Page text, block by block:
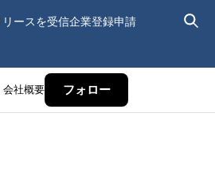
ースを受信企業登録申請
会社概要 フォロー